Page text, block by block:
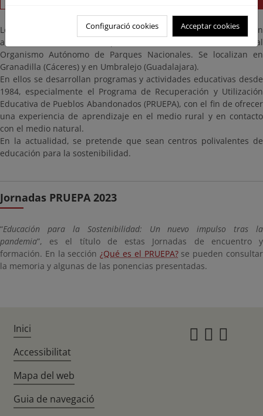
Los pueblos educativos son equipamientos de educación
ambiental ubicados en pueblos deshabitados adscritos al
Organismo Autónomo de Parques Nacionales. Se localizan en
Granadilla (Cáceres) y en Umbralejo (Guadalajara).
En ellos se desarrollan programas y actividades educativas desde
1984, especialmente el Programa de Recuperación y Utilización
Educativa de Pueblos Abandonados (PRUEPA), con el fin de ofrecer
una experiencia de aprendizaje en el medio rural y en contacto
con el medio natural.
En la actualidad, se pretende que sean centros polivalentes de
educación para la sostenibilidad.
Jornadas PRUEPA 2023
“Educación para la Sostenibilidad: Un nuevo impulso tras la
pandemia”, es el título de estas Jornadas de encuentro y
formación. En la sección¿Qué es el PRUEPA?se pueden consultar
la memoria y algunas de las ponencias presentadas.
Configuració cookies Acceptar cookies
Inici
Accessibilitat
Mapa del web
Guia de navegació